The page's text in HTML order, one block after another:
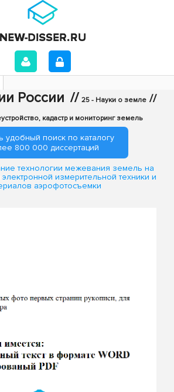
России // 25 - Науки о земле //
кадастр и мониторинг земель
удобный поиск по каталогу
800 000 диссертаций
технологии межевания земель на
измерительной техники и
аэрофотосъемки